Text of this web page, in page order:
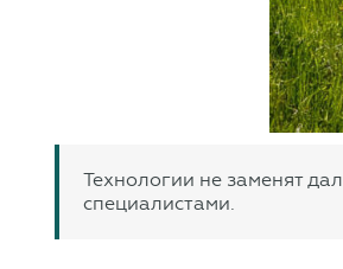
Технологии не заменят
специалистами.